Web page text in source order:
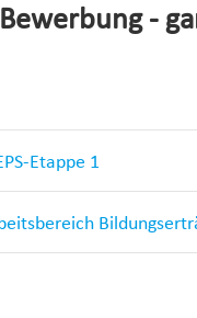
-
Etappe 1